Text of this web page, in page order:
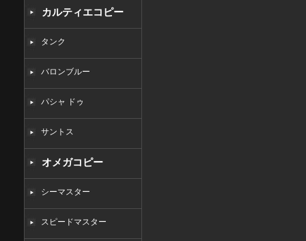
カルティエコピー
タンク
バロンブルー
パシャ ドゥ
サントス
オメガコピー
シーマスター
スピードマスター